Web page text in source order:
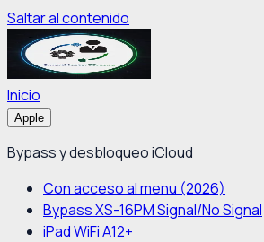
Saltar al contenido
Inicio
Apple
Bypass y desbloqueo iCloud
Con acceso al menu (2026)
Bypass XS-16PM Signal/No Signal
iPad WiFi A12+